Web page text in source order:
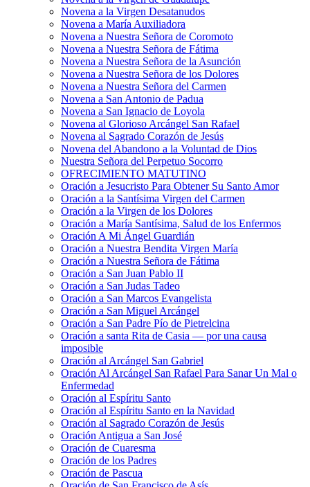
Novena a la Virgen Desatanudos
Novena a María Auxiliadora
Novena a Nuestra Señora de Coromoto
Novena a Nuestra Señora de Fátima
Novena a Nuestra Señora de la Asunción
Novena a Nuestra Señora de los Dolores
Novena a Nuestra Señora del Carmen
Novena a San Antonio de Padua
Novena a San Ignacio de Loyola
Novena al Glorioso Arcángel San Rafael
Novena al Sagrado Corazón de Jesús
Novena del Abandono a la Voluntad de Dios
Nuestra Señora del Perpetuo Socorro
OFRECIMIENTO MATUTINO
Oración a Jesucristo Para Obtener Su Santo Amor
Oración a la Santísima Virgen del Carmen
Oración a la Virgen de los Dolores
Oración a María Santísima, Salud de los Enfermos
Oración A Mi Ángel Guardián
Oración a Nuestra Bendita Virgen María
Oración a Nuestra Señora de Fátima
Oración a San Juan Pablo II
Oración a San Judas Tadeo
Oración a San Marcos Evangelista
Oración a San Miguel Arcángel
Oración a San Padre Pío de Pietrelcina
Oración a santa Rita de Casia — por una causa
imposible
Oración al Arcángel San Gabriel
Oración Al Arcángel San Rafael Para Sanar Un Mal o
Enfermedad
Oración al Espíritu Santo
Oración al Espíritu Santo en la Navidad
Oración al Sagrado Corazón de Jesús
Oración Antigua a San José
Oración de Cuaresma
Oración de los Padres
Oración de Pascua